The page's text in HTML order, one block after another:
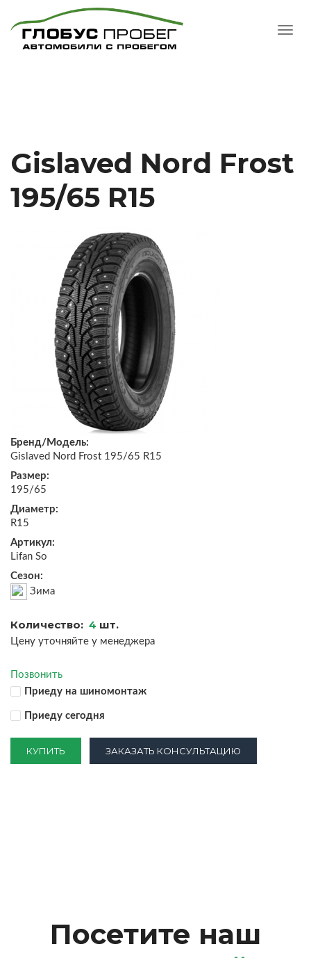
Gislaved Nord Frost
195/65 R15
Бренд/Модель:
Gislaved Nord Frost 195/65 R15
Размер:
195/65
Диаметр:
R15
Артикул:
Lifan So
Сезон:
Зима
Количество: 4 шт.
Цену уточняйте у менеджера
Позвонить
Приеду на шиномонтаж
Приеду сегодня
КУПИТЬ ЗАКАЗАТЬ КОНСУЛЬТАЦИЮ
Посетите наш